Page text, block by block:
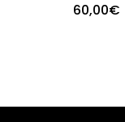
60,00€